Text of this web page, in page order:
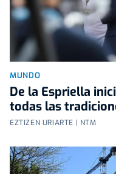
MUNDO
De la Espriella
todas las
EZTIZEN URIARTE | NTM